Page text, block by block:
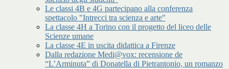
Le classi 4B e 4G partecipano alla conferenza
spettacolo "Intrecci tra scienza e arte"
La classe 4H a Torino con il progetto del liceo delle
Scienze umane
La classe 4E in uscita didattica a Firenze
Dalla redazione Medi@vox: recensione de
“L’Arminuta” di Donatella di Pietrantonio, un romanzo